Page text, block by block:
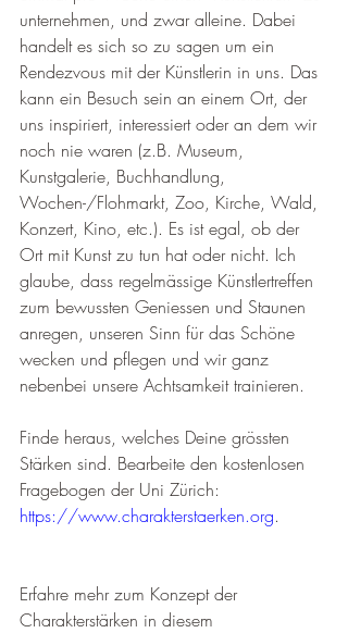
unternehmen, und zwar alleine. Dabei
handelt es sich so zu sagen um ein
Rendezvous mit der Künstlerin in uns. Das
kann ein Besuch sein an einem Ort, der
uns inspiriert, interessiert oder an dem wir
noch nie waren (z.B. Museum,
Kunstgalerie, Buchhandlung,
Wochen-/Flohmarkt, Zoo, Kirche, Wald,
Konzert, Kino, etc.). Es ist egal, ob der
Ort mit Kunst zu tun hat oder nicht. Ich
glaube, dass regelmässige Künstlertreffen
zum bewussten Geniessen und Staunen
anregen, unseren Sinn für das Schöne
wecken und pflegen und wir ganz
nebenbei unsere Achtsamkeit trainieren.
Finde heraus, welches Deine grössten
Stärken sind. Bearbeite den kostenlosen
Fragebogen der Uni Zürich:
https://www.charakterstaerken.org.
Erfahre mehr zum Konzept der
Charakterstärken in diesem